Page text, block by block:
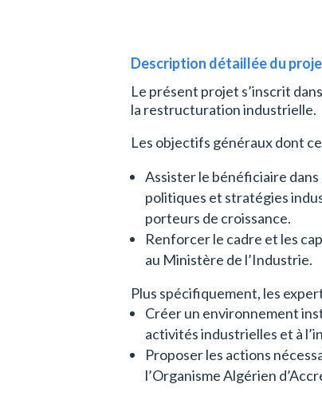
Description détaillée du
Le présent projet s’inscrit
la restructuration industrielle.
Les objectifs généraux dont
Assister le bénéficiaire
politiques et stratégies
porteurs de croissance.
Renforcer le cadre et les
au Ministère de l’Industrie.
Plus spécifiquement, les
Créer un environnement
activités industrielles et à
Proposer les actions
l’Organisme Algérien